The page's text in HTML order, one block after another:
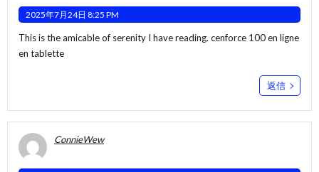
2025年7月24日 8:25 PM
This is the amicable of serenity I have reading. cenforce 100 en ligne
en tablette
返信
ConnieWew